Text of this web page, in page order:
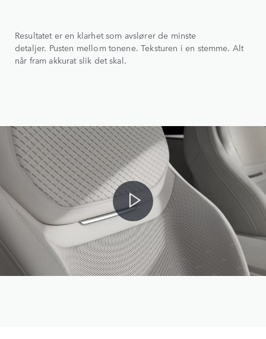
Resultatet er en klarhet som avslører de minste
detaljer. Pusten mellom tonene. Teksturen i en stemme. Alt
når fram akkurat slik det skal.